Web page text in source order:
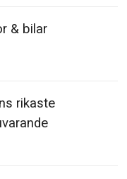
& bilar
rikaste